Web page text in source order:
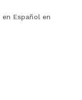
Español en